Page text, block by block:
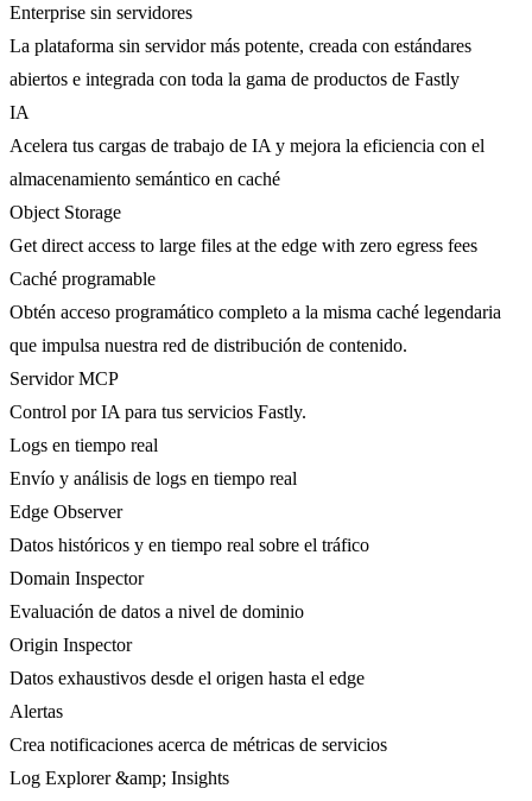
Enterprise sin servidores
La plataforma sin servidor más potente, creada con estándares
abiertos e integrada con toda la gama de productos de Fastly
IA
Acelera tus cargas de trabajo de IA y mejora la eficiencia con el
almacenamiento semántico en caché
Object Storage
Get direct access to large files at the edge with zero egress fees
Caché programable
Obtén acceso programático completo a la misma caché legendaria
que impulsa nuestra red de distribución de contenido.
Servidor MCP
Control por IA para tus servicios Fastly.
Logs en tiempo real
Envío y análisis de logs en tiempo real
Edge Observer
Datos históricos y en tiempo real sobre el tráfico
Domain Inspector
Evaluación de datos a nivel de dominio
Origin Inspector
Datos exhaustivos desde el origen hasta el edge
Alertas
Crea notificaciones acerca de métricas de servicios
Log Explorer &amp; Insights